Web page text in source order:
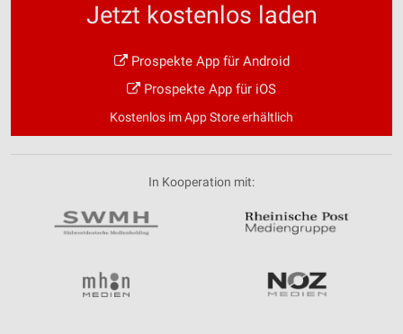
Jetzt kostenlos laden
Prospekte App für Android
Prospekte App für iOS
Kostenlos im App Store erhältlich
In Kooperation mit:
Entwicklung und Verbesserung der Angebote
Verwendung reduzierter Daten zur Auswahl von
Verwendung genauer Standortdaten
Informationen identifizieren
Nicht-IAB-Verarbeitungszwecke:
Performance